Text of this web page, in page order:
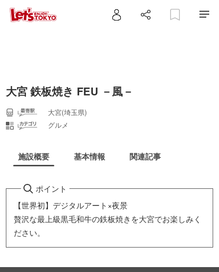
大宮 鉄板焼き FEU －風－
大宮(埼玉県)
グルメ
施設概要 基本情報 関連記事
ポイント
【世界初】デジタルアート×夜景
贅沢な最上級黒毛和牛の鉄板焼きを大宮でお楽しみく
ださい。